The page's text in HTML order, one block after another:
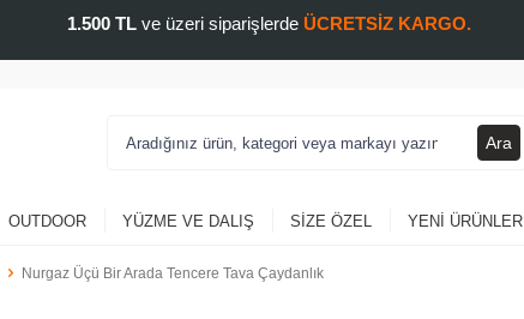
1.500 TLve üzeri siparişlerde ÜCRETSİZ KARGO.
Ara
OUTDOOR YÜZME VE DALIŞ SIZE ÖZEL YENI ÜRÜNLER
Nurgaz Üçü Bir Arada Tencere Tava Çaydanlık